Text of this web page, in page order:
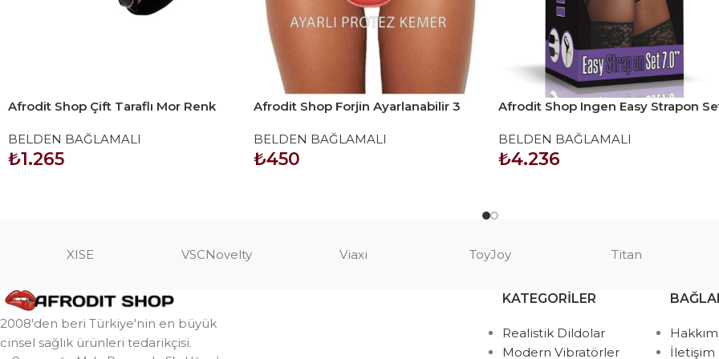
Afrodit Shop Çift Taraflı Mor Renk
BELDEN BAĞLAMALI
₺1.265
Afrodit Shop Forjin Ayarlanabilir 3
Kırmızı
BELDEN BAĞLAMALI
₺450
Afrodit Shop Ingen Easy Strapon
BELDEN BAĞLAMALI
₺4.236
XISE VSCNovelty Viaxi ToyJoy Titan
2008'den beri Türkiye'nin en büyük
cinsel sağlık ürünleri tedarikçisi.
KATEGORILER
Realistik Dildolar
Modern Vibratörler
İletişim